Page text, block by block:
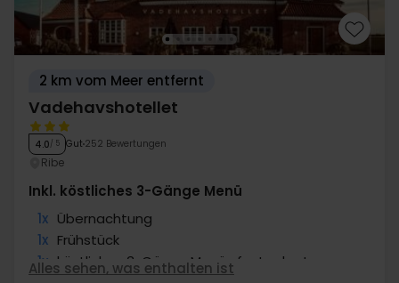
2 km vom Meer entfernt
Vadehavshotellet
4.0/ 5 Gut 252 Bewertungen
Ribe
Inkl. köstliches 3-Gänge Menü
1x Übernachtung
1x Frühstück
1x köstliches 3-Gänge Menü -festgelegt
Alles sehen, was enthalten ist